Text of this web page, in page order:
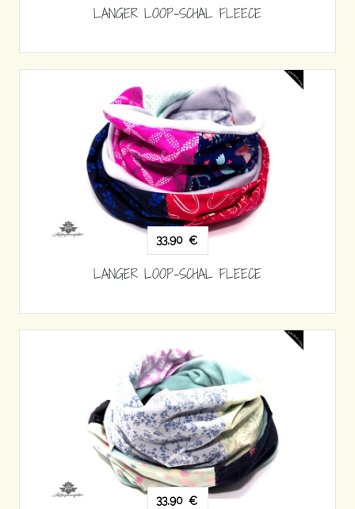
LANGER LOOP-SCHAL FLEECE
33,90 €
LANGER LOOP-SCHAL FLEECE
33,90 €